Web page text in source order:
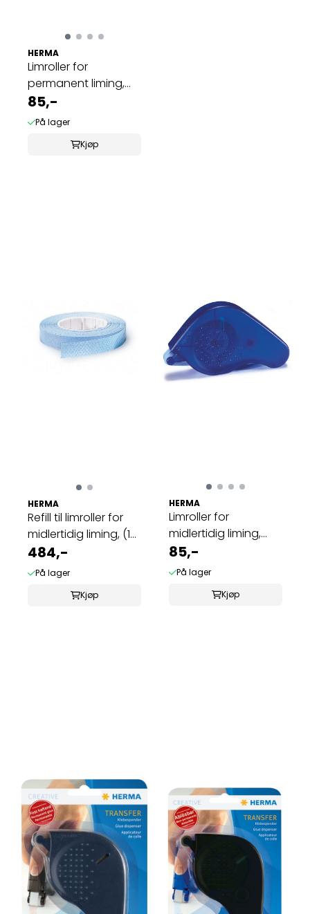
HERMA
Limroller for
permanent liming,
antrasitt, 15 m 1 ...
85,-
På lager
Kjøp
HERMA
Refill til limroller for
midlertidig liming, (10
...
484,-
På lager
Kjøp
HERMA
Limroller for
midlertidig liming,
blå, 15 m 1 stk
85,-
På lager
Kjøp